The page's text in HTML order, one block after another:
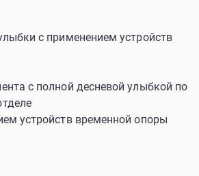
с применением устройств
с полной десневой улыбкой по
устройств временной опоры